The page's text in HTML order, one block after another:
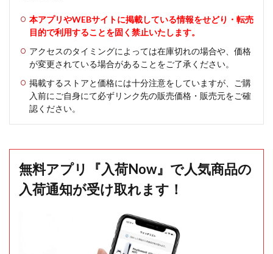
本アプリやWEBサイトに掲載している情報をせどり・転売
目的で利用することを固く禁止いたします。
アクセスのタイミングによっては在庫切れの場合や、価格
が変更されている場合があることをご了承ください。
掲載するストアと価格には十分注意をしていますが、ご購
入前にご自身にて必ずリンク先の販売価格・販売元をご確
認ください。
無料アプリ『入荷Now』で人気商品の
入荷通知が受け取れます！